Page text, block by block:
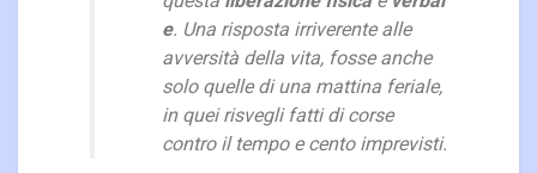
e. Una risposta irriverente alle
avversità della vita, fosse anche
solo quelle di una mattina feriale,
in quei risvegli fatti di corse
contro il tempo e cento imprevisti.